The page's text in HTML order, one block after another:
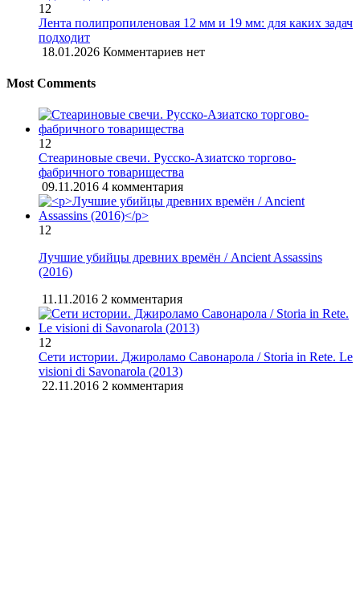
12
Лента полипропиленовая 12 мм и 19 мм: для каких задач
подходит
18.01.2026 Комментариев нет
Most Comments
12
Стеариновые свечи. Русско-Азиатско торгово-
фабричного товарищества
09.11.2016 4 комментария
12
Лучшие убийцы древних времён / Ancient Assassins
(2016)
11.11.2016 2 комментария
12
Сети истории. Джироламо Савонарола / Storia in Rete. Le
visioni di Savonarola (2013)
22.11.2016 2 комментария